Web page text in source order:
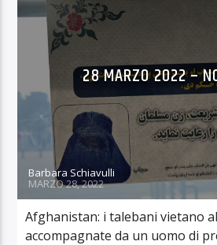
28 MARZO 2022 –
Barbara Schiavulli
MARZO 28, 2022
Afghanistan: i talebani vietano
accompagnate da un uomo di